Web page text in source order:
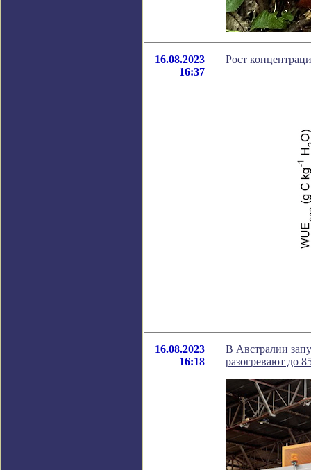
16.08.2023
16:37
Рост
16.08.2023
16:18
В Австралии
разогревают до